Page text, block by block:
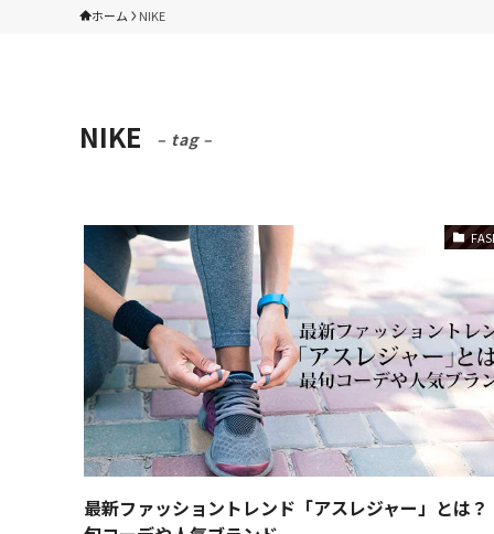
ホーム NIKE
NIKE – tag –
最新ファッショントレンド「アスレジャー」とは？